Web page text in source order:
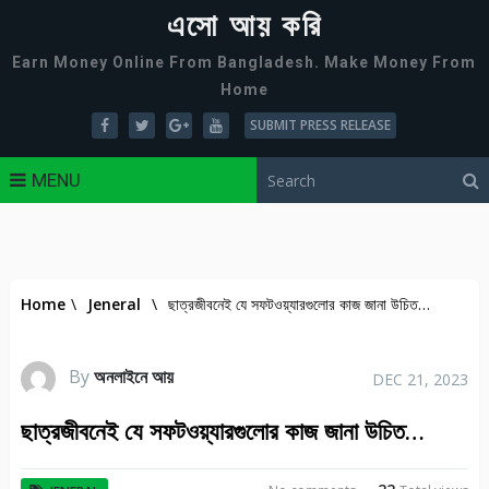
এসো আয় করি
Earn Money Online From Bangladesh. Make Money From
Home
SUBMIT PRESS RELEASE
MENU
Home \ Jeneral \ ছাত্রজীবনেই যে সফটওয়্যারগুলোর কাজ জানা উচিত…
Byঅনলাইনে আয় DEC 21, 2023
ছাত্রজীবনেই যে সফটওয়্যারগুলোর কাজ জানা উচিত…